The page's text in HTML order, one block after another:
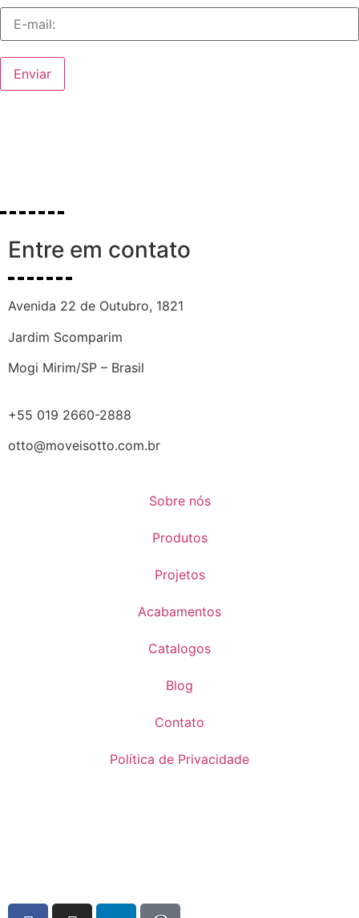
Enviar
Entre em contato
Avenida 22 de Outubro, 1821
Jardim Scomparim
Mogi Mirim/SP – Brasil
+55 019 2660-2888
otto@moveisotto.com.br
Sobre nós
Produtos
Projetos
Acabamentos
Catalogos
Blog
Contato
Política de Privacidade